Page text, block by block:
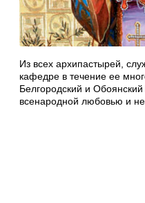
Из всех архипастырей,
кафедре в течение ее
Белгородский и
всенародной любовью и